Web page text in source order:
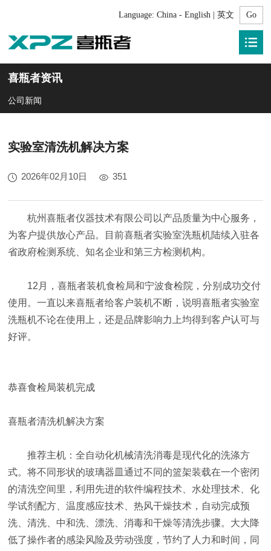
Language: China - English | 英文
喜瓶者资讯
公司新闻
实验室清洗机解决方案
2026年02月10日 351
杭州喜瓶者仪器技术有限公司以产品质量为中心服务，
为客户提供放心产品。目前喜瓶者实验室洗瓶机陆续入驻各
省政府检测系统、知名企业和第三方检测机构。
12月，喜瓶者装机食检局和宁波食检院，分别成功交付
使用。一直以来喜瓶者给客户装机不断，说明喜瓶者实验室
洗瓶机不论在使用上，还是品牌影响力上均得到客户认可与
好评。
恭喜食检局装机完成
喜瓶者清洗机解决方案
推荐主机：全自动化机械清洗消毒是现代化的洗涤方
式。将不同形状的玻璃器皿通过不同的篮架装载在一个密闭
的清洗空间里，利用先进的软件编程技术、水处理技术、化
学试剂配方、温度感应技术、热风干燥技术，自动完成预
洗、清洗、中和洗、漂洗、消毒和干燥等清洗步骤。大大降
低了操作者的感染风险及劳动强度，节约了人力和时间，同